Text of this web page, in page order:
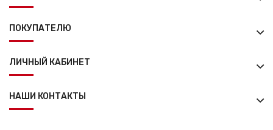
ПОКУПАТЕЛЮ
ЛИЧНЫЙ КАБИНЕТ
НАШИ КОНТАКТЫ